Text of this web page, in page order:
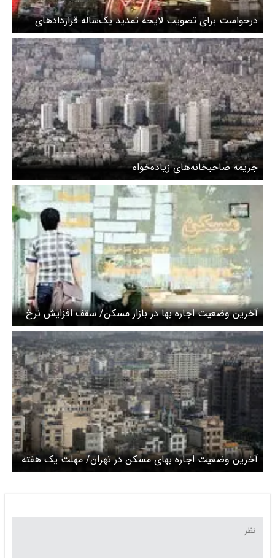
درخواست برای تصویب لایحه تمدید یک‌ساله قراردادهای
اجاره به منظور مهار قیمت‌ها
جریمه صاحبخانه‌های زیاده‌خواه
آخرین وضعیت اجاره بها در بازار مسکن/ سقف افزایش نرخ
اجاره در تهران
آخرین وضعیت اجاره بهای مسکن در تهران/ مهلت یک هفته
ای تعیین شد + ویدیو